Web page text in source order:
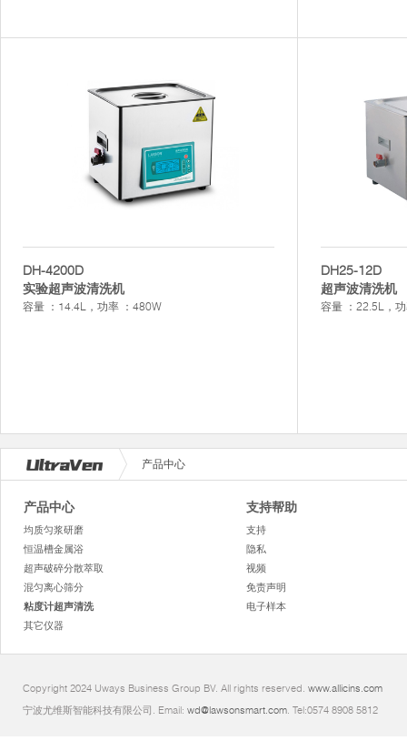
DH-4200D
实验超声波清洗机
容量 ：14.4L，功率 ：480W
DH25-12D
超声波清洗机
容量 ：22.5L，
产品中心
产品中心
均质匀浆研磨
恒温槽金属浴
超声破碎分散萃取
混匀离心筛分
粘度计超声清洗
其它仪器
支持帮助
支持
隐私
视频
免责声明
电子样本
Copyright 2024 Uways Business Group BV. All rights reserved. www.allicins.com
宁波尤维斯智能科技有限公司. Email: wd@lawsonsmart.com. Tel:0574 8908 5812